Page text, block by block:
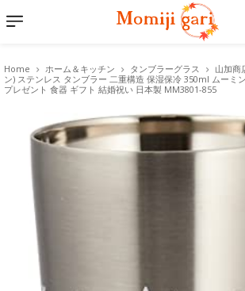
Home ホーム＆キッチン タンブラーグラス
山加商
ン) ステンレス タンブラー 二重構造 保湿保冷 350ml ムーミ
プレゼント 食器 ギフト 結婚祝い 日本製 MM3801-855